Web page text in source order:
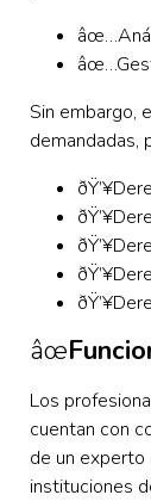
âœ…
Sin embargo,
demandadas,
ðŸ’¥
âœ
Los
cuentan con
de un experto
instituciones